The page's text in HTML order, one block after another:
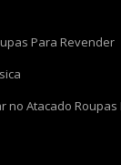
Para Revender
no Atacado